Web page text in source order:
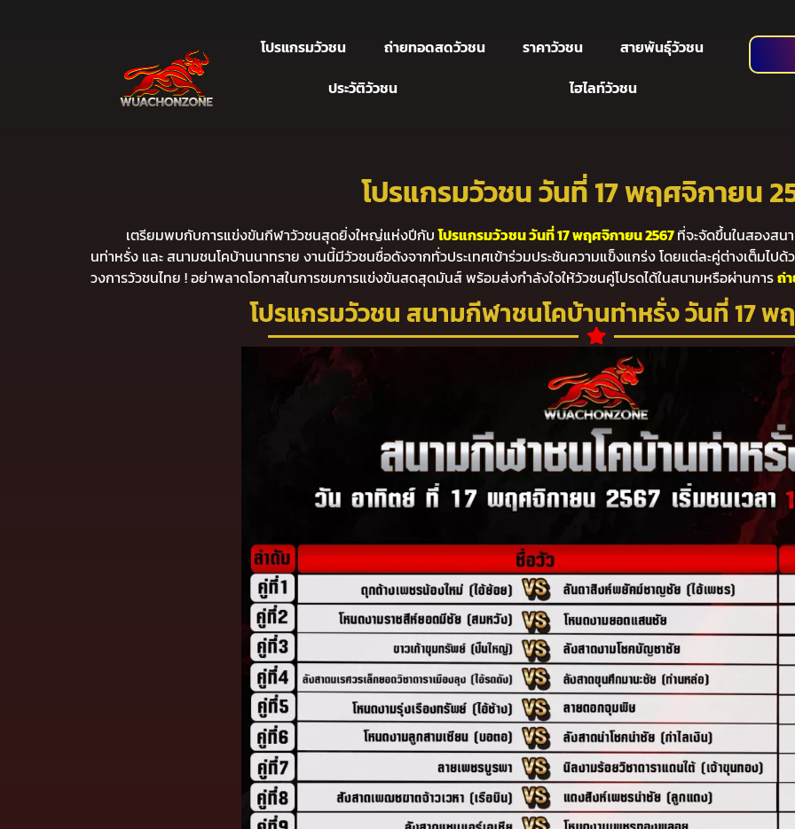
โปรแกรมวัวชน ถ่ายทอดสดวัวชน ราคาวัวชน
สายพันธุ์วัวชน
ประวัติวัวชน
ไฮไลท์วัวชน
โปรแกรมวัวชน วันที่ 17 พฤศจิกายน
เตรียมพบกับการแข่งขันกีฬาวัวชนสุดยิ่งใหญ่แห่งปีกับโปรแกรมวัวชน วันที่ 17 พฤศจิกายน 2567ที่จะจัดขึ้นในสองสน
นท่าหรั่ง และ สนามชนโคบ้านนาทราย งานนี้มีวัวชนชื่อดังจากทั่วประเทศเข้าร่วมประชันความแข็งแกร่ง โดยแต่ละคู่ต่างเต็มไ
วงการวัวชนไทย ! อย่าพลาดโอกาสในการชมการแข่งขันสดสุดมันส์ พร้อมส่งกำลังใจให้วัวชนคู่โปรดได้ในสนามหรือผ่านการถ่
โปรแกรมวัวชน สนามกีฬาชนโคบ้านท่าหรั่ง วันที่ 17 พ